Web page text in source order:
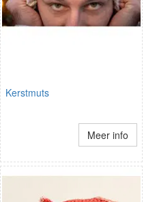
Kerstmuts
Meer info